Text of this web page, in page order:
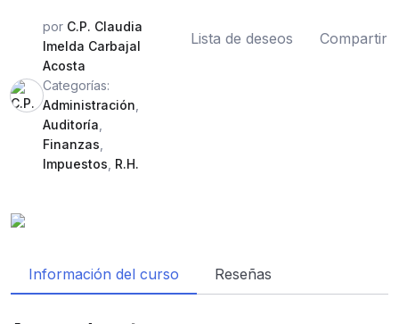
por C.P. Claudia
Imelda Carbajal
Acosta
Categorías:
Administración
Auditoría
Finanzas
Impuestos R.H.
Lista de deseos Compartir
Información del curso Reseñas